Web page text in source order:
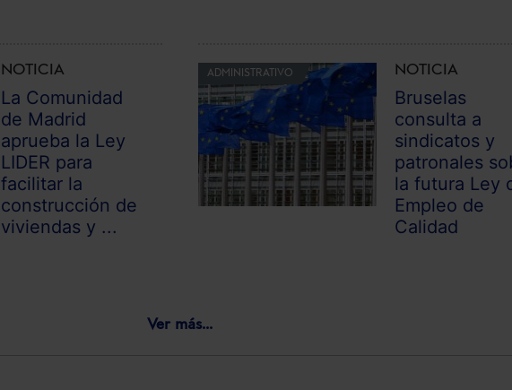
NOTICIA
La Comunidad
de Madrid
aprueba la Ley
LIDER para
facilitar la
construcción de
viviendas y ...
ADMINISTRATIVO NOTICIA
Bruselas
consulta a
sindicatos y
patronales
la futura Ley
Empleo de
Calidad
Ver más...